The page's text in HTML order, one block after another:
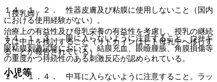
１４．１．２． 性器皮膚及び粘膜に使用しないこと（国内
における使用経験がない）。
１４．１．３． 眼に入らないように注意すること。ウサギ
眼粘膜刺激試験において、結膜充血、眼瞼腫脹、角膜損傷等
の重度かつ持続性のある刺激反応が認められている。
１４．１．４． 中耳に入らないように注意すること。ラッ
（授乳婦）
治療上の有益性及び母乳栄養の有益性を考慮し、授乳の継続
又は中止を検討すること（リドカインはヒト母乳中へ移行す
ることが報告されている）。
小児等